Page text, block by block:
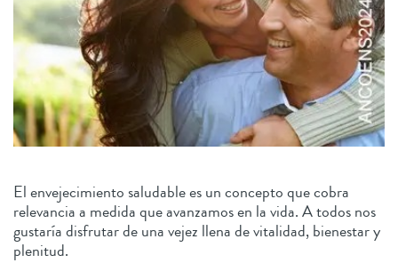
El envejecimiento saludable es un concepto que cobra
relevancia a medida que avanzamos en la vida. A todos nos
gustaría disfrutar de una vejez llena de vitalidad, bienestar y
plenitud.